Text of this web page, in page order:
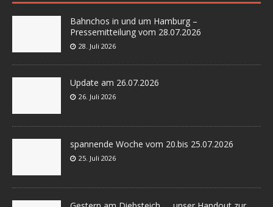
Bahnchos in und um Hamburg –
Pressemitteilung vom 28.07.2026
28. Juli 2026
Update am 26.07.2026
26. Juli 2026
spannende Woche vom 20.bis 25.07.2026
25. Juli 2026